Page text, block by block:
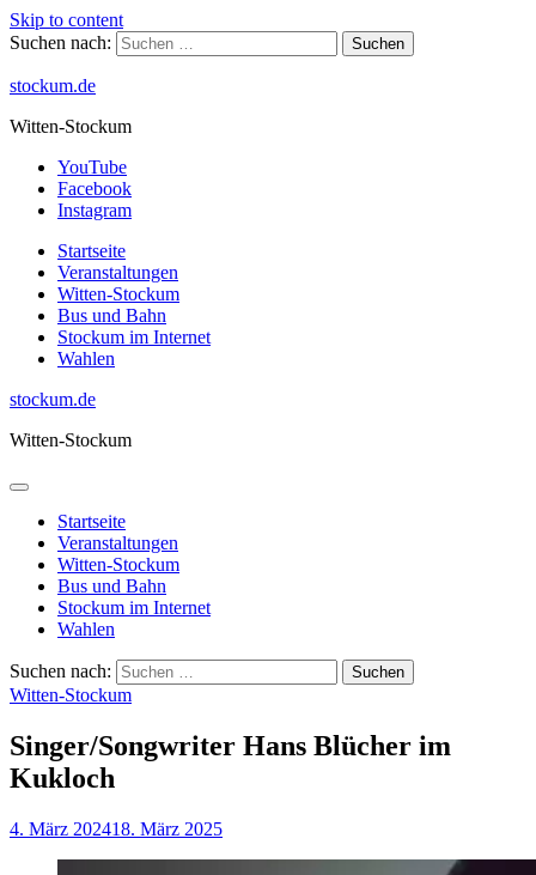
Skip to content
Suchen nach:
stockum.de
Witten-Stockum
YouTube
Facebook
Instagram
Startseite
Veranstaltungen
Witten-Stockum
Bus und Bahn
Stockum im Internet
Wahlen
stockum.de
Witten-Stockum
Startseite
Veranstaltungen
Witten-Stockum
Bus und Bahn
Stockum im Internet
Wahlen
Suchen nach:
Witten-Stockum
Singer/Songwriter Hans Blücher im
Kukloch
4. März 202418. März 2025